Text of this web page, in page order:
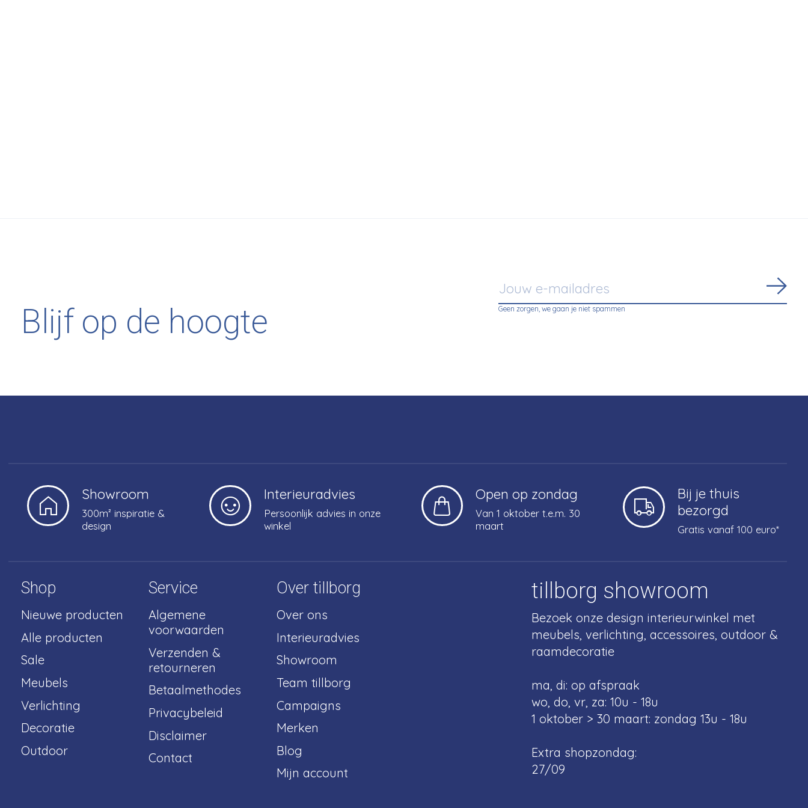
Blijf op de hoogte Geen zorgen, we gaan je niet spammen
Showroom
300m² inspiratie &
design
Interieuradvies
Persoonlijk advies in onze
winkel
Open op zondag
Van 1 oktober t.e.m. 30
maart
Bij je thuis
bezorgd
Gratis vanaf 100 euro*
Shop
Nieuwe producten
Alle producten
Sale
Meubels
Verlichting
Decoratie
Outdoor
Service
Algemene
voorwaarden
Verzenden &
retourneren
Betaalmethodes
Privacybeleid
Disclaimer
Contact
Over tillborg
Over ons
Interieuradvies
Showroom
Team tillborg
Campaigns
Merken
Blog
Mijn account
tillborg showroom
Bezoek onze design interieurwinkel met
meubels, verlichting, accessoires, outdoor &
raamdecoratie
ma, di: op afspraak
wo, do, vr, za: 10u - 18u
1 oktober > 30 maart: zondag 13u - 18u
Extra shopzondag:
27/09